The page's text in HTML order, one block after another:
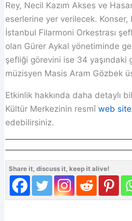
Rey, Necil Kazım Akses ve
eserlerine yer verilecek.
İstanbul Filarmoni Orkestrası
olan Gürer Aykal yönetiminde
şefliği görevini ise 34 yaşındaki
müzisyen Masis Aram Gözbek
Etkinlik hakkında daha detaylı
Kültür Merkezinin resmîweb
edebilirsiniz.
Share it, discuss it, keep it alive!